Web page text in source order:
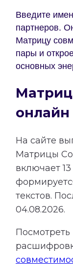
Введите
партнеров.
Матрицу
пары и
основных
онлайн
На сайте
Матрицы
включает13
текстов.
04.08.2026.